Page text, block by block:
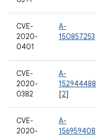
CVE-
2020-
0401
A-
150857253
CVE-
2020-
0382
A-
152944488
[2]
CVE-
2020-
A-
156959408